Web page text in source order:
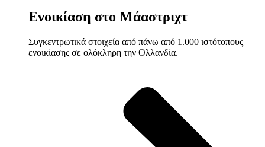
Ενοικίαση στο Μάαστριχτ
Συγκεντρωτικά στοιχεία από πάνω από 1.000 ιστότοπους
ενοικίασης σε ολόκληρη την Ολλανδία.